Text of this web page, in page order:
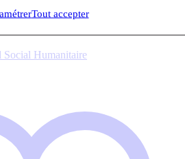
Tout accepter
Val-de-Marne (94170)
Social Humanitaire